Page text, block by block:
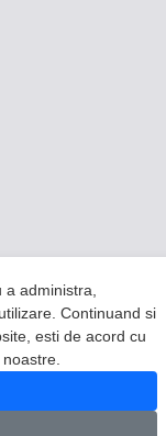
administra,
Continuand si
esti de acord cu